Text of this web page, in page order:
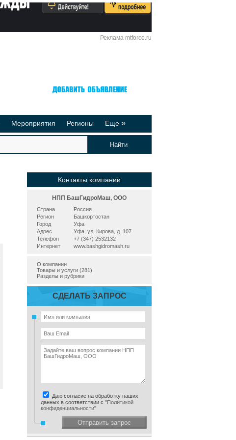
Реклама mtforce.ru
Мероприятия Регионы Еще »
Реклама на сайте
Контакты компании
НПП БашГидроМаш, ООО
Страна
Россия
Регион
Башкортостан
Город
Уфа
Адрес
Уфа, ул. Кирова, д. 107
Телефон
+7 (347) 2532132
Интернет
www.bashgidromash.ru
О компании
Товары и услуги (281)
Разделы и рубрики
СДЕЛАТЬ ЗАПРОС
Даю согласие на обработку наших
данных в соответствии с "Политикой
конфиденциальности"
Отправить запрос